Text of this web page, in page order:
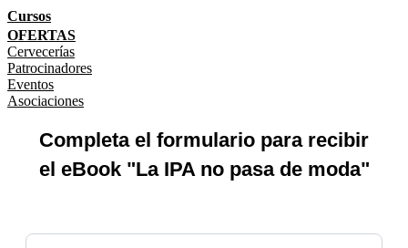
Cursos
OFERTAS
Cervecerías
Patrocinadores
Eventos
Asociaciones
Completa el formulario para recibir
el eBook "La IPA no pasa de moda"